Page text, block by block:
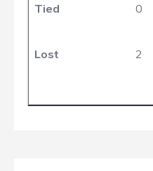
Tied 0
Lost 2